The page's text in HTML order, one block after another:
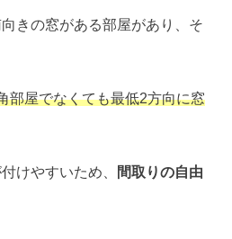
きの窓がある部屋があり、そ
部屋でなくても最低2方向に窓
けやすいため、 間取りの自由